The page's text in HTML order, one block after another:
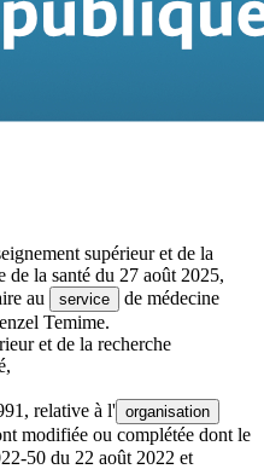
supérieur et de la
de la santé du 27 août 2025,
au
service
de médecine
Temime.
et de la recherche
relative à l' organisation
modifiée ou complétée dont le
50 du 22 août 2022 et